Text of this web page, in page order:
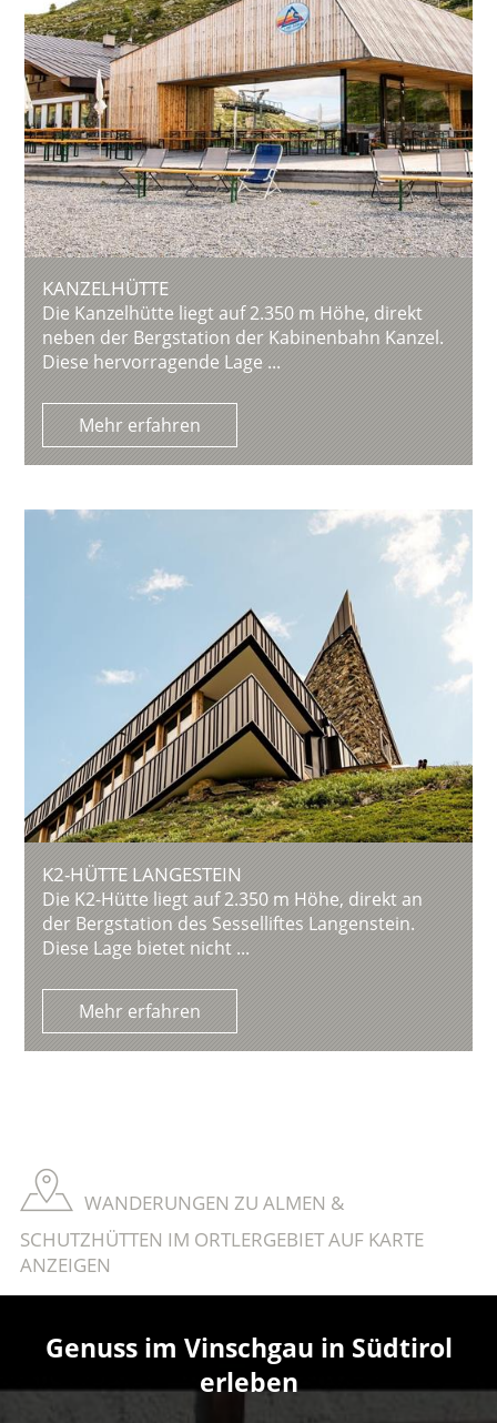
KANZELHÜTTE
Die Kanzelhütte liegt auf 2.350 m Höhe, direkt
neben der Bergstation der Kabinenbahn Kanzel.
Diese hervorragende Lage ...
Mehr erfahren
K2-HÜTTE LANGESTEIN
Die K2-Hütte liegt auf 2.350 m Höhe, direkt an
der Bergstation des Sesselliftes Langenstein.
Diese Lage bietet nicht ...
Mehr erfahren
WANDERUNGEN ZU ALMEN &
SCHUTZHÜTTEN IM ORTLERGEBIET AUF KARTE
ANZEIGEN
Genuss im Vinschgau in Südtirol
erleben